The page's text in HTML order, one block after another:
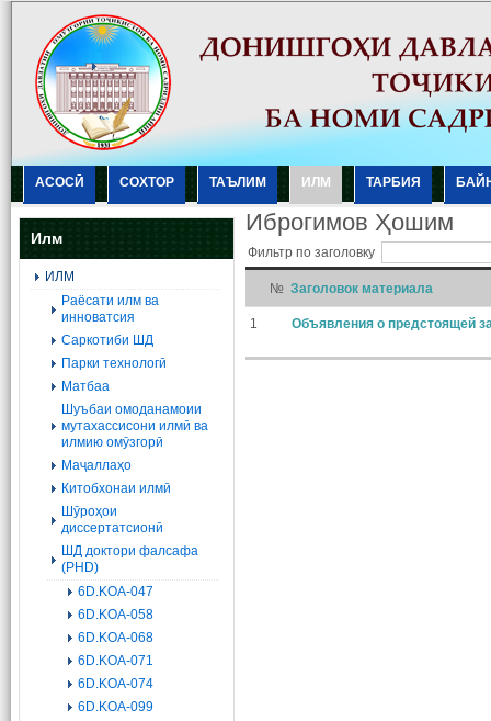
АСОСӢ СОХТОР ТАЪЛИМ ИЛМ ТАРБИЯ
Илм
ИЛМ
Раёсати илм ва
инноватсия
Саркотиби ШД
Парки технологӣ
Матбаа
Шуъбаи омоданамоии
мутахассисони илмӣ ва
илмию омӯзгорӣ
Маҷаллаҳо
Китобхонаи илмӣ
Шӯроҳои
диссертатсионӣ
ШД доктори фалсафа
(PHD)
6D.KOA-047
6D.KOA-058
6D.KOA-068
6D.KOA-071
6D.KOA-074
6D.KOA-099
Иброгимов Ҳошим
Фильтр по заголовку
№ Заголовок материала
1 Объявления о предстоящей